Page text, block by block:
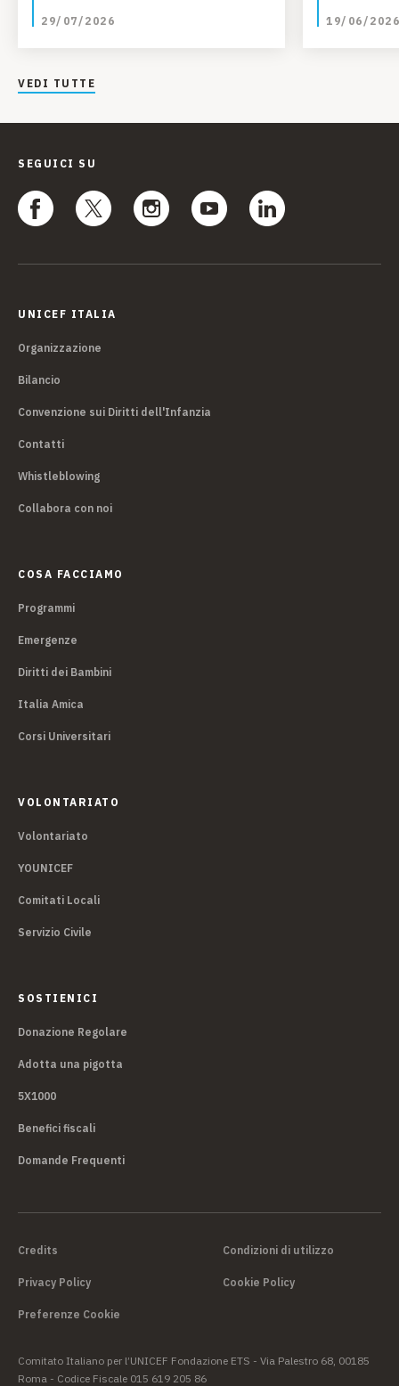
29/07/2026
Guinea
19/06/2026
VEDI TUTTE
SEGUICI SU
UNICEF ITALIA
Organizzazione
Bilancio
Convenzione sui Diritti dell'Infanzia
Contatti
Whistleblowing
Collabora con noi
COSA FACCIAMO
Programmi
Emergenze
Diritti dei Bambini
Italia Amica
Corsi Universitari
VOLONTARIATO
Volontariato
YOUNICEF
Comitati Locali
Servizio Civile
SOSTIENICI
Donazione Regolare
Adotta una pigotta
5X1000
Benefici fiscali
Domande Frequenti
Credits Condizioni di utilizzo
Privacy Policy Cookie Policy
Preferenze Cookie
Comitato Italiano per l’UNICEF Fondazione ETS - Via Palestro 68, 00185
Roma - Codice Fiscale 015 619 205 86